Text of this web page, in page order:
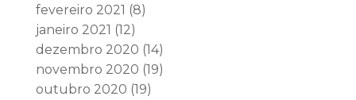
fevereiro 2021 (8)
janeiro 2021 (12)
dezembro 2020 (14)
novembro 2020 (19)
outubro 2020 (19)